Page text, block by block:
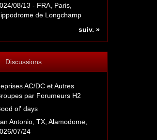
08/13 - FRA, Paris,
de Longchamp
suiv. »
Discussions
AC/DC et Autres
par Forumeurs H2
ol' days
Antonio, TX, Alamodome,
07/24